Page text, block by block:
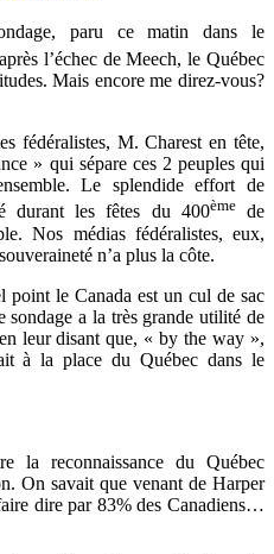
paru ce matin dans le
l’échec de Meech, le Québec
Mais encore me direz-vous?
fédéralistes, M. Charest en tête,
» qui sépare ces 2 peuples qui
Le splendide effort de
durant les fêtes du 400èmede
Nos médias fédéralistes, eux,
n’a plus la côte.
point le Canada est un cul de sac
sondage a la très grande utilité de
leur disant que, « by the way »,
à la place du Québec dans le
la reconnaissance du Québec
On savait que venant de Harper
dire par 83% des Canadiens…